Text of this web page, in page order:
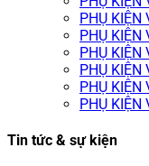
PHỤ KIỆN
PHỤ KIỆN
PHỤ KIỆN
PHỤ KIỆN
PHỤ KIỆN
PHỤ KIỆN
Tin tức & sự kiện